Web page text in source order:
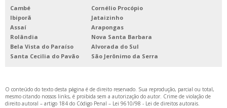
Cambé
Cornélio Procópio
Ibiporã
Jataizinho
Assaí
Arapongas
Rolândia
Nova Santa Barbara
Bela Vista do Paraíso
Alvorada do Sul
Santa Cecilia do Pavão
São Jerônimo da Serra
O conteúdo do texto desta página é de direito reservado. Sua reprodução, parcial ou total,
mesmo citando nossos links, é proibida sem a autorização do autor. Crime de violação de
direito autoral – artigo 184 do Código Penal – Lei 9610/98 - Lei de direitos autorais.